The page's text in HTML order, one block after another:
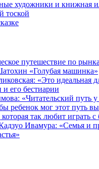
художники и книжная
тоской
путешествие по
«Голубая машинка»
«Это идеальная
его бестиарии
«Читательский путь
ребенок мог этот путь
так любит играть с
Ивамура: «Семья и